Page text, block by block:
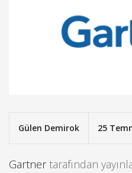
Gülen Demirok 25
Gartnertarafından